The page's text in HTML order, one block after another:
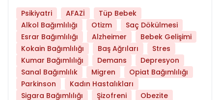
Psikiyatri AFAZİ
Tüp Bebek
Alkol Bağımlılığı
Otizm
Saç Dökülmesi
Esrar Bağımlılığı
Alzheimer
Bebek Gelişimi
Kokain Bağımlılığı
Baş Ağrıları
Stres
Kumar Bağımlılığı
Demans
Depresyon
Sanal Bağımlılık
Migren
Opiat Bağımlılığı
Parkinson
Kadın Hastalıkları
Sigara Bağımlılığı
Şizofreni
Obezite